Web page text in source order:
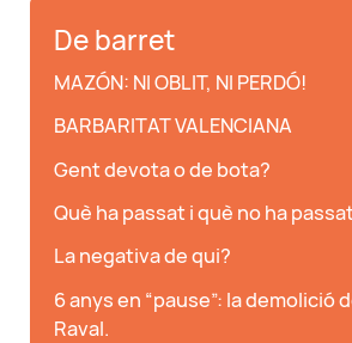
De barret
MAZÓN: NI OBLIT, NI PERDÓ!
BARBARITAT VALENCIANA
Gent devota o de bota?
Què ha passat i què no ha passat
La negativa de qui?
6 anys en “pause”: la demolició
Raval.